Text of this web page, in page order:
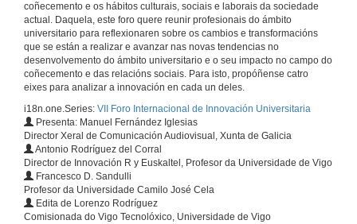
coñecemento e os hábitos culturais, sociais e laborais da sociedade
actual. Daquela, este foro quere reunir profesionais do ámbito
universitario para reflexionaren sobre os cambios e transformacións
que se están a realizar e avanzar nas novas tendencias no
desenvolvemento do ámbito universitario e o seu impacto no campo do
coñecemento e das relacións sociais. Para isto, propóñense catro
eixes para analizar a innovación en cada un deles.
i18n.one.Series: VII Foro Internacional de Innovación Universitaria
Presenta: Manuel Fernández Iglesias
Director Xeral de Comunicación Audiovisual, Xunta de Galicia
Antonio Rodríguez del Corral
Director de Innovación R y Euskaltel, Profesor da Universidade de Vigo
Francesco D. Sandulli
Profesor da Universidade Camilo José Cela
Edita de Lorenzo Rodríguez
Comisionada do Vigo Tecnolóxico, Universidade de Vigo